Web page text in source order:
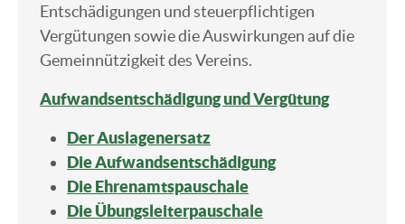
Entschädigungen und steuerpflichtigen
Vergütungen sowie die Auswirkungen auf die
Gemeinnützigkeit des Vereins.
Aufwandsentschädigung und Vergütung
Der Auslagenersatz
Die Aufwandsentschädigung
Die Ehrenamtspauschale
DieÜbungsleiterpauschale